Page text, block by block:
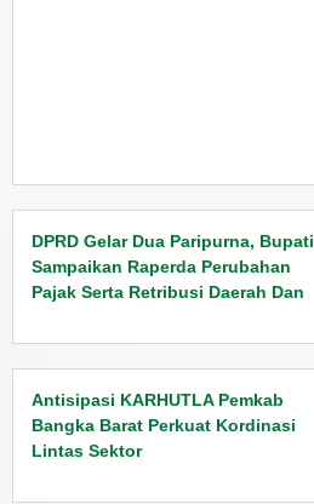
DPRD Gelar Dua Paripurna, Bupati
Sampaikan Raperda Perubahan
Pajak Serta Retribusi Daerah Dan
PPAS Tahun 2026
Antisipasi KARHUTLA Pemkab
Bangka Barat Perkuat Kordinasi
Lintas Sektor